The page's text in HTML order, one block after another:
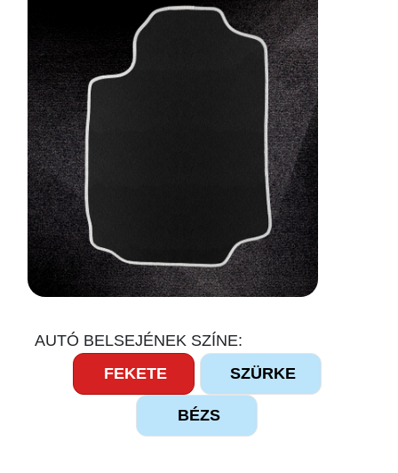
AUTÓ BELSEJÉNEK SZÍNE:
FEKETE
SZÜRKE
BÉZS